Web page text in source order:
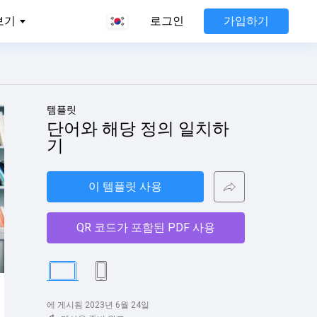
기 로그인 가입하기
템플릿
단어와 해당 정의 일치하
기
이 템플릿 사용
QR 코드가 포함된 PDF 사용
에 게시됨 2023년 6월 24일